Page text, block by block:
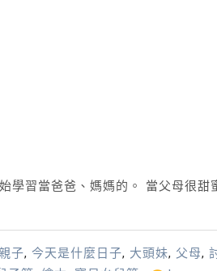
學習當爸爸、媽媽的。 當父母很甜
子, 今天是什麼日子, 大頭妹, 父母,